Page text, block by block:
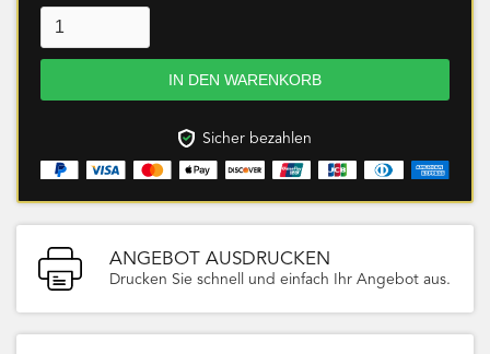
Sicher bezahlen
ANGEBOT AUSDRUCKEN
Drucken Sie schnell und einfach Ihr Angebot aus.